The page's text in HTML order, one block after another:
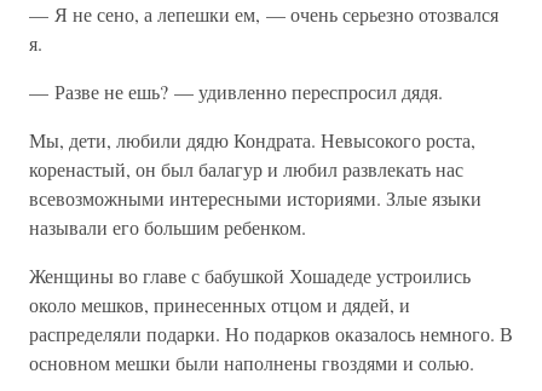
— Я не сено, а лепешки ем, — очень серьезно отозвался
я.
— Разве не ешь? — удивленно переспросил дядя.
Мы, дети, любили дядю Кондрата. Невысокого роста,
коренастый, он был балагур и любил развлекать нас
всевозможными интересными историями. Злые языки
называли его большим ребенком.
Женщины во главе с бабушкой Хошадеде устроились
около мешков, принесенных отцом и дядей, и
распределяли подарки. Но подарков оказалось немного. В
основном мешки были наполнены гвоздями и солью.